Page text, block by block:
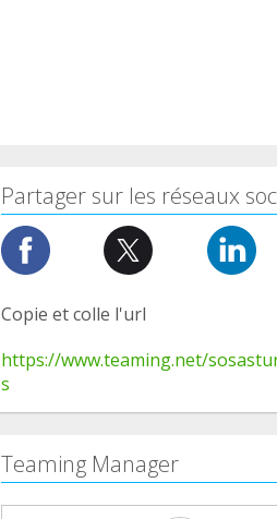
Partager sur les réseaux
Copie et colle l'url
https://www.teaming.net/
s
Teaming Manager